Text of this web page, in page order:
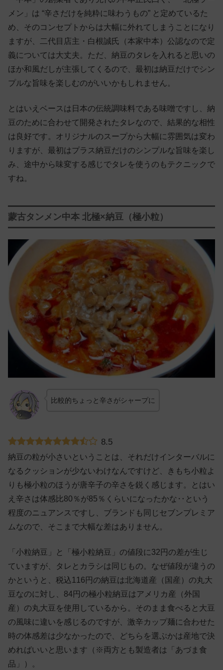
メン」は “辛さだけを純粋に味わうもの” と定めているた
め、そのコンセプトからは大幅に外れてしまうことになり
ますが、二代目店主・白根誠氏（本家中本）公認なので定
義については大丈夫。ただ、納豆のタレを入れると思いの
ほか和風だしが主張してくるので、最初は納豆だけでシン
プルな旨味を楽しむのがいいかもしれません。
とはいえベースは日本の伝統調味料である味噌ですし、納
豆のために合わせて開発されたタレなので、結果的な相性
は良好です。オリジナルのスープから大幅に雰囲気は変わ
りますが、最初はプラス納豆だけのシンプルな旨味を楽し
み、途中から味変する感じでタレを使うのもテクニックで
すね。
蒙古タンメン中本 北極×納豆（極小粒）
比較的ちょっと辛さがシャープに
8.5
納豆の粒が小さいということは、それだけインターバルに
なるクッションが少ないわけなんですけど、きもち小粒よ
りも極小粒のほうが唐辛子の辛さを鋭く感じます。とはい
え辛さは体感比80％が85％くらいになったかな‥という
程度のニュアンスですし、ブランドも同じセブンプレミア
ムなので、そこまで大幅な差はありません。
「小粒納豆」と「極小粒納豆」の値段に32円の差が生じ
ていますが、タレとカラシは同じもの。なぜ値段が違うの
かというと、税込116円の納豆は北海道産（国産）の丸大
豆なのに対し、84円の極小粒納豆はアメリカ産（外国
産）の丸大豆を使用しているから。そのまま食べると大豆
の風味に違いを感じるのですが、激辛カップ麺に合わせた
時の体感差は少なかったので、どちらを選ぶかは産地で決
めればいいと思います（※両方とも製造者は「あづま食
品」）。